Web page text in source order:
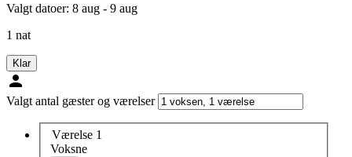
Valgt datoer: 8 aug - 9 aug
1 nat
Klar
Valgt antal gæster og værelser
Værelse 1
Voksne